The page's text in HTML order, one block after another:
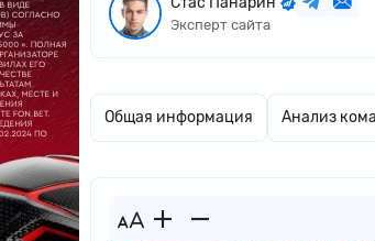
Эксперт сайта
Общая информация Анализ